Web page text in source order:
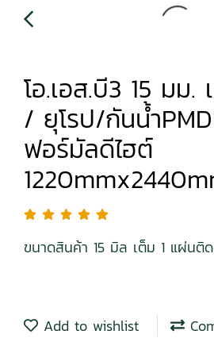
โอ.เอส.บี3 15 มม.
/ ยุโรป/กันน้ำ
ฟอร์มัลดีไฮต์
ขนาดสินค้า 15 มิล เต็ม 1 แผ่นติ
Add to wishlist